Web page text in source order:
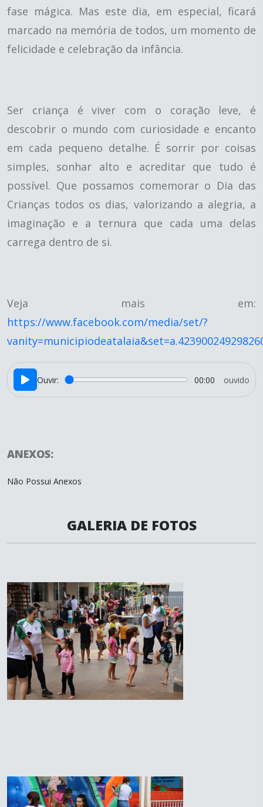
fase mágica. Mas este dia, em especial, ficará
marcado na memória de todos, um momento de
felicidade e celebração da infância.
Ser criança é viver com o coração leve, é
descobrir o mundo com curiosidade e encanto
em cada pequeno detalhe. É sorrir por coisas
simples, sonhar alto e acreditar que tudo é
possível. Que possamos comemorar o Dia das
Crianças todos os dias, valorizando a alegria, a
imaginação e a ternura que cada uma delas
carrega dentro de si.
Veja mais em:
https://www.facebook.com/media/set/?
Ouvir: 00:00 ouvido
ANEXOS:
Não Possui Anexos
GALERIA DE FOTOS